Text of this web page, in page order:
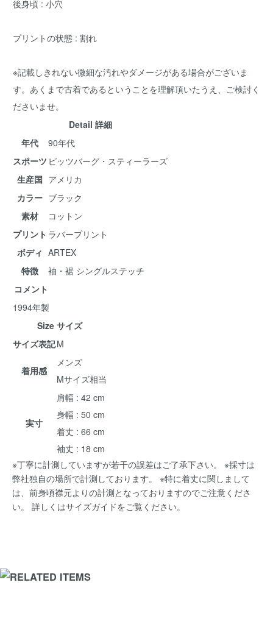
後身頃 : 小穴
プリントの状態 : 割れ
※記載しきれない微細な汚れやダメージがある場合がございま
す。あくまで古着であるということを理解頂いたうえ、ご検討く
ださいませ。
Detail 詳細
年代
90年代
スポーツ ピッツバーグ・スティーラーズ
生産国 アメリカ
カラー ブラック
素材
コットン
プリント ラバープリント
ボディ ARTEX
特徴
袖・裾 シングルステッチ
コメント
1994年製
Size サイズ
サイズ表記M
着用感
メンズ
Mサイズ相当
実寸
肩幅 : 42 cm
身幅 : 50 cm
着丈 : 66 cm
袖丈 : 18 cm
※丁寧に計測していますが若干の誤差はご了承下さい。 ※採寸は
弊社独自の場所で計測しております。 ※特に着丈に関しまして
は、前身頃襟元よりの計測となっておりますのでご注意くださ
い。 詳しくはサイズガイドをご覧ください。